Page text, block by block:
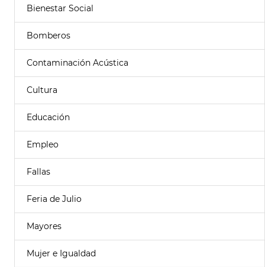
Bienestar Social
Bomberos
Contaminación Acústica
Cultura
Educación
Empleo
Fallas
Feria de Julio
Mayores
Mujer e Igualdad